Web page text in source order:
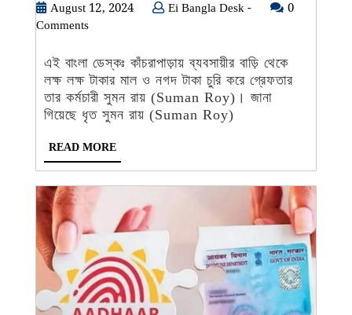
বাড়ি
দুঃসাহসিক
চুরি,
ধৃত
August 12, 2024AugustEi Bangla Desk -Ei
-
0
Comments
এই বাংলা ডেস্কঃ কাঁচরাপাড়ায় ব্যবসায়ীর বাড়ি থেকে
লক্ষ লক্ষ টাকার মাল ও নগদ টাকা চুরি করে গ্রেফতার
তার কর্মচারী সুমন রায় (Suman Roy)। জানা
গিয়েছে ধৃত সুমন রায় (Suman Roy)
READ MOREREAD
MORE